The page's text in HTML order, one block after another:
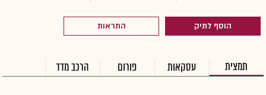
הוסף לתיק התראות
תמצית עסקאות פורום הרכב מדד